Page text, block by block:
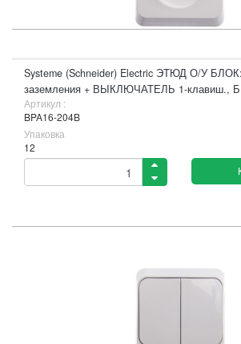
Systeme (Schneider) Electric ЭТЮД О/У
заземления + ВЫКЛЮЧАТЕЛЬ 1-клавиш.,
Артикул :
BPA16-204B
Упаковка
12